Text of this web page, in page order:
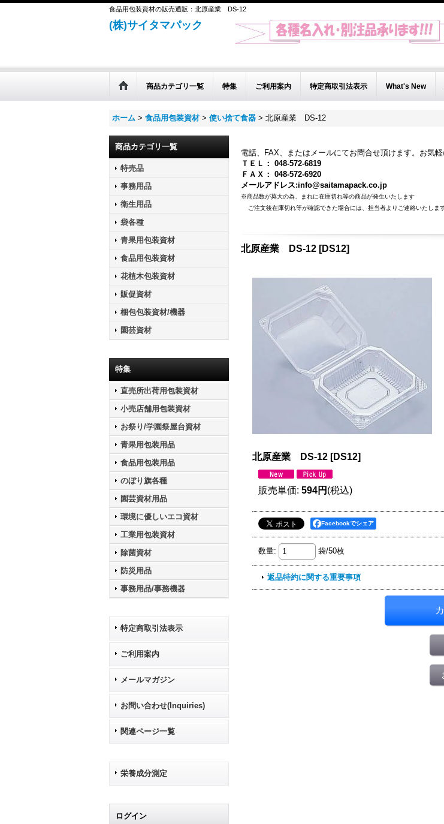
食品用包装資材の販売通販：北原産業 DS-12
(株)サイタマパック
商品カテゴリ一覧 特集 ご利用案内 特定商取引法表示 What's New
ホーム > 食品用包装資材 > 使い捨て食器 > 北原産業 DS-12
商品カテゴリ一覧
特売品
事務用品
衛生用品
袋各種
青果用包装資材
食品用包装資材
花植木包装資材
販促資材
梱包包装資材/機器
園芸資材
特集
直売所出荷用包装資材
小売店舗用包装資材
お祭り/学園祭屋台資材
青果用包装用品
食品用包装用品
のぼり旗各種
園芸資材用品
環境に優しいエコ資材
工業用包装資材
除菌資材
防災用品
事務用品/事務機器
特定商取引法表示
ご利用案内
メールマガジン
お問い合わせ(Inquiries)
関連ページ一覧
栄養成分測定
ログイン
電話、FAX、またはメールにてお問合せ頂けます。お気軽
ＴＥＬ： 048-572-6819
ＦＡＸ： 048-572-6920
メールアドレス:info@saitamapack.co.jp
※商品数が莫大の為、まれに在庫切れ等の商品が発生いたします
ご注文後在庫切れ等が確認できた場合には、担当者よりご連絡いたします
北原産業 DS-12 [DS12]
北原産業 DS-12 [DS12]
販売単価: 594円 (税込)
Facebookでシェア
数量: 袋/50枚
返品特約に関する重要事項